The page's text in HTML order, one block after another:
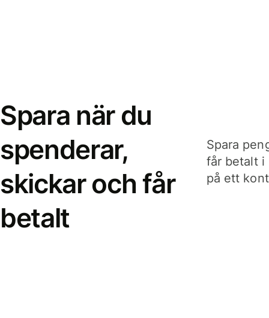
Spara när du
spenderar,
skickar och får
betalt
Spara
får betalt i
på ett